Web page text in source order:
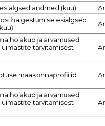
andmed (kuu)
haigestumise esialgsed
hoiakud ja arvamused
uimastite tarvitamisest
maakonnaprofiilid
hoiakud ja arvamused
uimastite tarvitamisest